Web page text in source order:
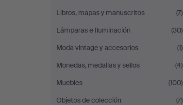
Libros, mapas y manuscritos
(7)
Lámparas e Iluminación
(30)
Moda vintage y accesorios
(1)
Monedas, medallas y sellos
(4)
Muebles
(100)
Objetos de colección
(7)